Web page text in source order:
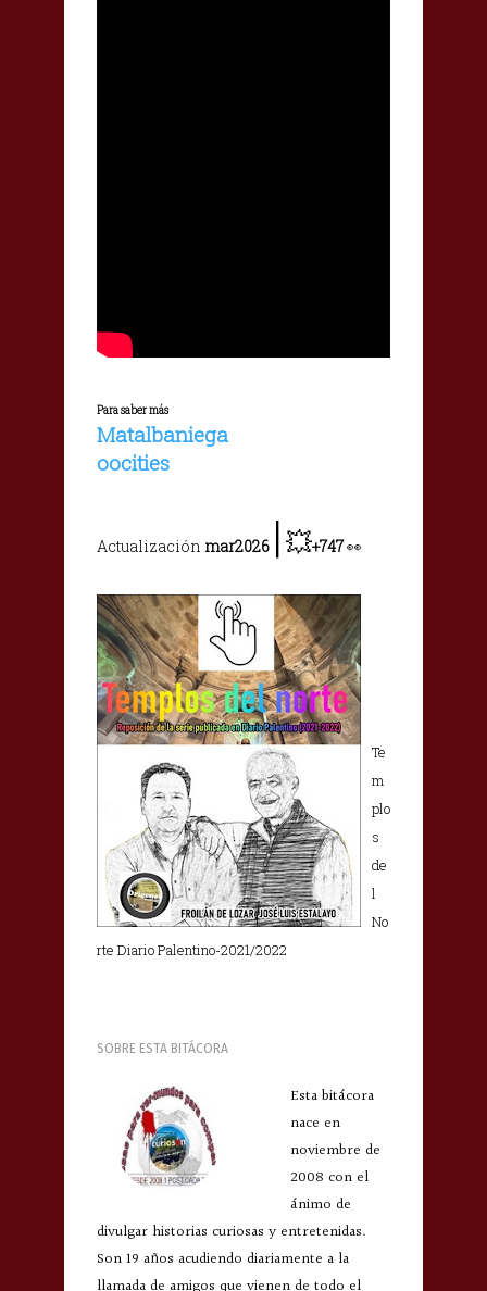
Para saber más
Matalbaniega
oocities
Actualización mar2026 |💥+747👀
Te
m
plo
s
de
l
No
rte Diario Palentino-2021/2022
SOBRE ESTA BITÁCORA
Esta bitácora
nace en
noviembre de
2008 con el
ánimo de
divulgar historias curiosas y entretenidas.
Son 19 años acudiendo diariamente a la